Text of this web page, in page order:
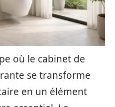
où le cabinet de
se transforme
en un élément